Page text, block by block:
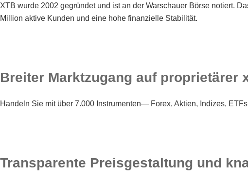
XTB wurde 2002 gegründet und ist an der Warschauer Börse notiert.
Million aktive Kunden und eine hohe finanzielle Stabilität.
Breiter Marktzugang auf proprietärer
Handeln Sie mit über 7.000 Instrumenten— Forex, Aktien, Indizes,
Transparente Preisgestaltung und